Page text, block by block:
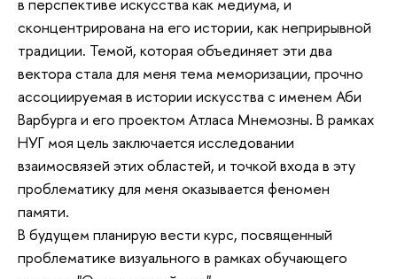
сконцентрирована на его истории, как неприрывной
традиции. Темой, которая объединяет эти два
вектора стала для меня тема меморизации, прочно
ассоциируемая в истории искусства с именем Аби
Варбурга и его проектом Атласа Мнемозны. В рамках
НУГ моя цель заключается исследовании
взаимосвязей этих областей, и точкой входа в эту
проблематику для меня оказывается феномен
памяти.
В будущем планирую вести курс, посвященный
проблематике визуального в рамках обучающего